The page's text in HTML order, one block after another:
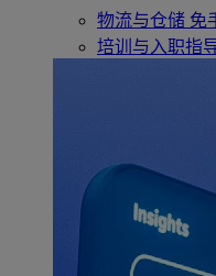
物流与仓储 免
培训与入职指